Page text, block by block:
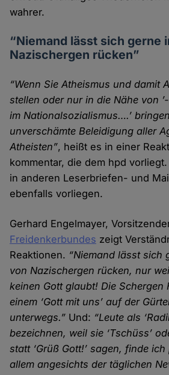
wahrer.
“Niemand lässt sich gerne
Nazi­schergen rücken”
“Wenn Sie Atheismus und damit
stellen oder nur in die Nähe von
im Nationalsozialismus….’
unver­schämte Beleidigung aller
Atheisten”, heißt es in einer
kommentar, die dem hpd
in anderen Leser­briefen- und
ebenfalls vor­liegen.
Gerhard Engelmayer,
Freidenkerbundes zeigt
Reaktionen. “Niemand lässt sich
von Nazi­schergen rücken, nur
keinen Gott glaubt! Die Schergen
einem ‘Gott mit uns’ auf der
unterwegs.” Und: “Leute als
bezeichnen, weil sie ‘Tschüss’
statt ‘Grüß Gott!’ sagen, finde
allem angesichts der täglichen